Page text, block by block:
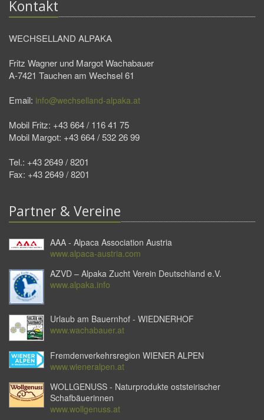
Kontakt
WECHSELLAND ALPAKA
Fritz Wagner und Margot Wachabauer
A-7421 Tauchen am Wechsel 61
Email: info@wechselland-alpaka.at
Mobil Fritz: +43 664 / 116 41 75
Mobil Margot: +43 664 / 532 26 99
Tel.: +43 2649 / 8201
Fax: +43 2649 / 8201
Partner & Vereine
AAA - Alpaca Association Austria
www.alpaca-austria.com
AZVD – Alpaka Zucht Verein Deutschland e.V.
www.alpaka.info
Urlaub am Bauernhof - WIEDNERHOF
www.wachabauer.at
Fremdenverkehrsregion WIENER ALPEN
www.wieneralpen.at
WOLLGENUSS - Naturprodukte oststeirischer
Schafbäuerinnen
www.wollgenuss.at